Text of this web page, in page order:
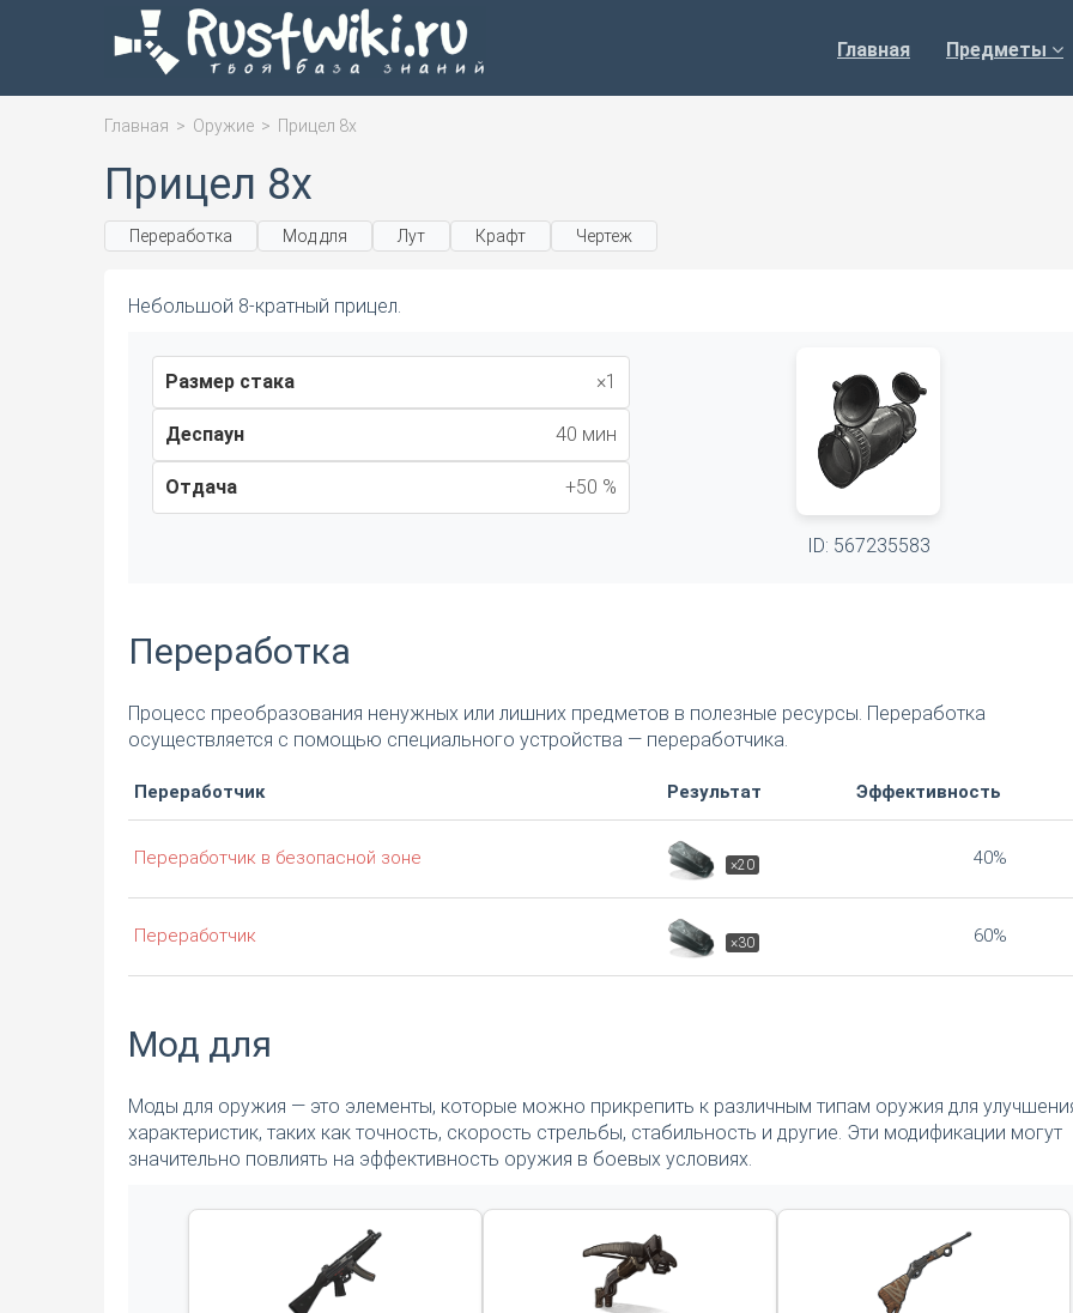
Главная Предметы
Главная > Оружие > Прицел 8х
Прицел 8х
Переработка Мод для Лут Крафт Чертеж
Небольшой 8-кратный прицел.
Размер стака ×1
Деспаун 40 мин
Отдача +50 %
ID: 567235583
Переработка
Процесс преобразования ненужных или лишних предметов в полезные ресурсы. Переработка
осуществляется с помощью специального устройства — переработчика.
Переработчик Результат Эффективность
Переработчик в безопасной зоне ×20 40%
Переработчик ×30 60%
Мод для
Моды для оружия — это элементы, которые можно прикрепить к различным типам оружия для
характеристик, таких как точность, скорость стрельбы, стабильность и другие. Эти модификации могут
значительно повлиять на эффективность оружия в боевых условиях.